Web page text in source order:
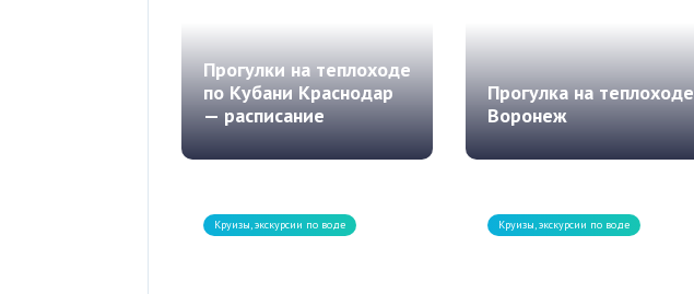
Прогулки на теплоходе
по Кубани Краснодар
— расписание
Прогулка на теплоходе
Воронеж
Круизы, экскурсии по воде Круизы, экскурсии по воде